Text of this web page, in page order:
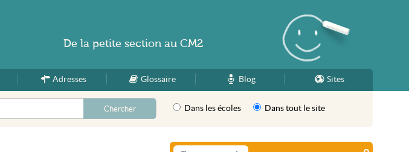
Adresses Glossaire Blog Sites
Dans les écoles Dans tout le site
De la petite section au CM2